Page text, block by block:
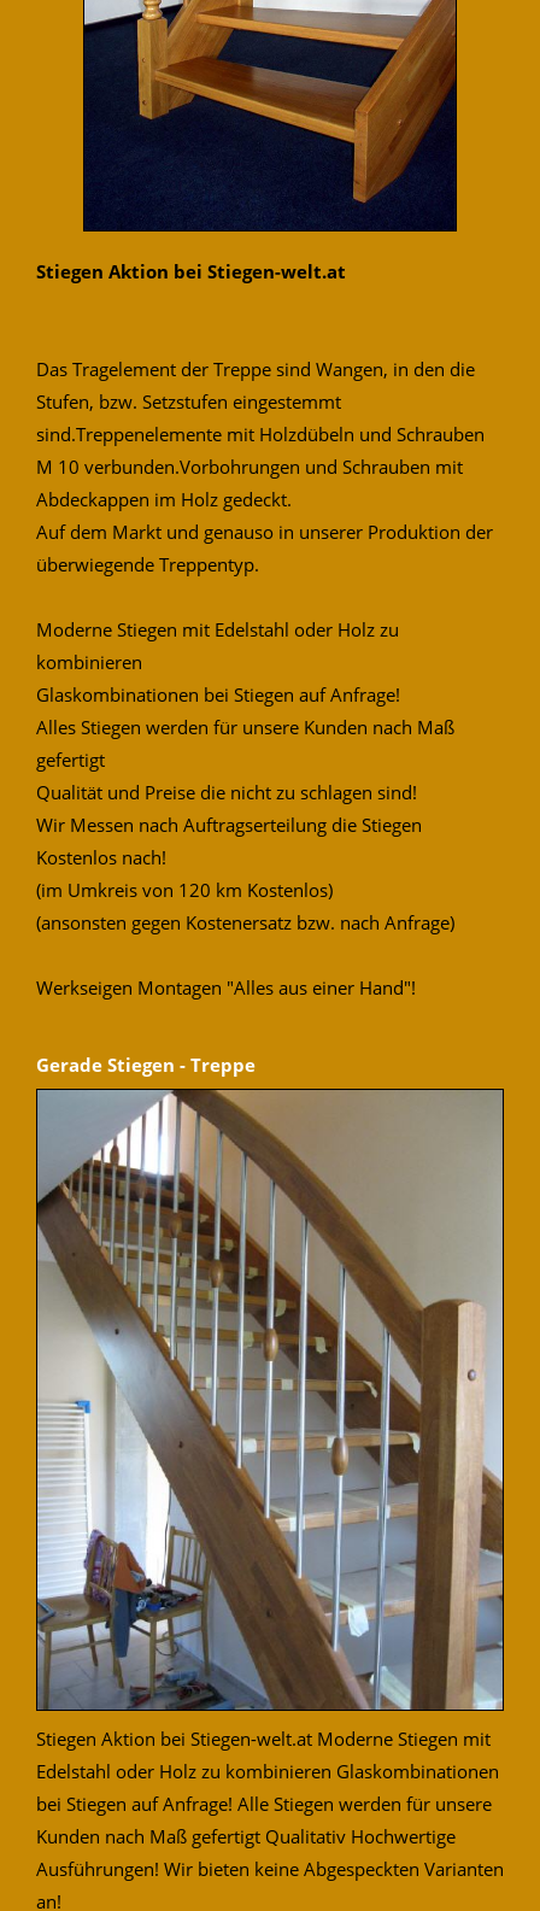
Stiegen Aktion bei Stiegen-welt.at
Das Tragelement der Treppe sind Wangen, in den die
Stufen, bzw. Setzstufen eingestemmt
sind.Treppenelemente mit Holzdübeln und Schrauben
M 10 verbunden.Vorbohrungen und Schrauben mit
Abdeckappen im Holz gedeckt.
Auf dem Markt und genauso in unserer Produktion der
überwiegende Treppentyp.
Moderne Stiegen mit Edelstahl oder Holz zu
kombinieren
Glaskombinationen bei Stiegen auf Anfrage!
Alles Stiegen werden für unsere Kunden nach Maß
gefertigt
Qualität und Preise die nicht zu schlagen sind!
Wir Messen nach Auftragserteilung die Stiegen
Kostenlos nach!
(im Umkreis von 120 km Kostenlos)
(ansonsten gegen Kostenersatz bzw. nach Anfrage)
Werkseigen Montagen "Alles aus einer Hand"!
Gerade Stiegen - Treppe
Stiegen Aktion bei Stiegen-welt.at Moderne Stiegen mit
Edelstahl oder Holz zu kombinieren Glaskombinationen
bei Stiegen auf Anfrage! Alle Stiegen werden für unsere
Kunden nach Maß gefertigt Qualitativ Hochwertige
Ausführungen! Wir bieten keine Abgespeckten Varianten
an!